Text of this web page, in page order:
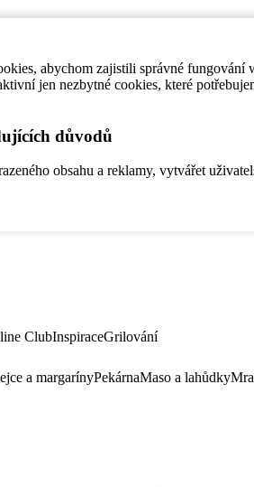
abychom zajistili správné
jen nezbytné cookies, které
důvodů
obsahu a reklamy, vytvářet
ClubInspiraceGrilování
a margarínyPekárnaMaso a lahůdky